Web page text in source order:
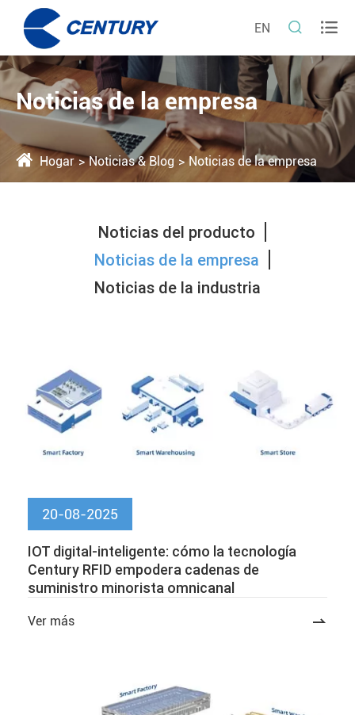
EN  
Noticias de la empresa
Hogar Noticias & Blog Noticias de la empresa
Noticias del producto
Noticias de la empresa
Noticias de la industria
20-08-2025
IOT digital-inteligente: cómo la tecnología
Century RFID empodera cadenas de
suministro minorista omnicanal
Ver más 